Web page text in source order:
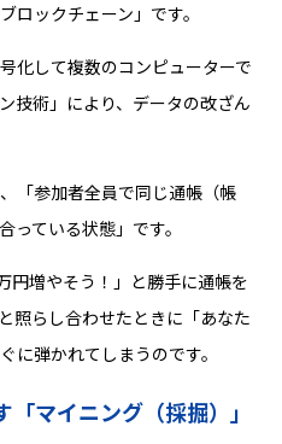
ロックチェーン」です。
化して複数のコンピューターで
技術」により、データの改ざん
「参加者全員で同じ通帳（帳
っている状態」です。
円増やそう！」と勝手に通帳を
照らし合わせたときに「あなた
に弾かれてしまうのです。
マイニング（採掘）」